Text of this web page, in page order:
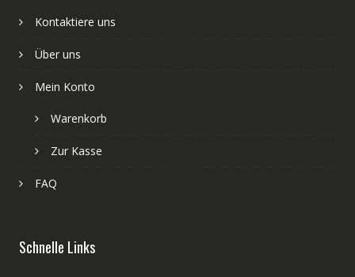
Kontaktiere uns
Über uns
Mein Konto
Warenkorb
Zur Kasse
FAQ
Schnelle Links